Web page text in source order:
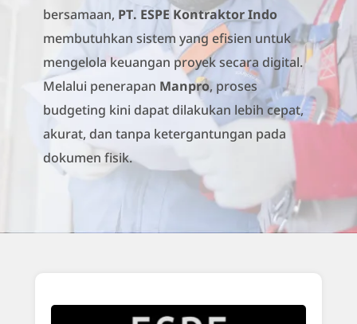
bersamaan, PT. ESPE Kontraktor Indo
membutuhkan sistem yang efisien untuk
mengelola keuangan proyek secara digital.
Melalui penerapan Manpro, proses
budgeting kini dapat dilakukan lebih cepat,
akurat, dan tanpa ketergantungan pada
dokumen fisik.